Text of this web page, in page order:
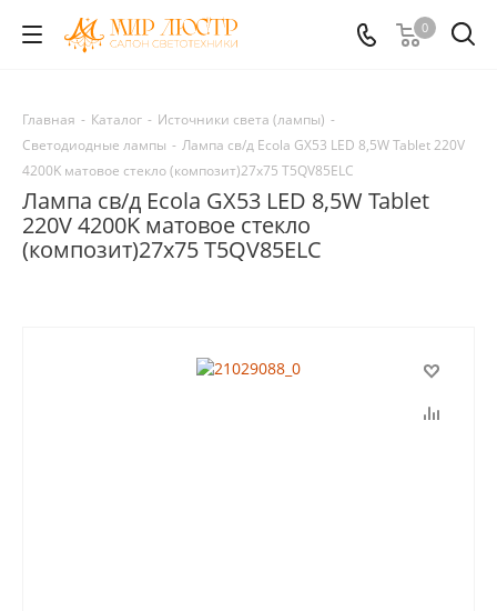
0
Главная - Каталог - Источники света (лампы) -
Светодиодные лампы - Лампа св/д Ecola GX53 LED 8,5W Tablet 220V
4200K матовое стекло (композит)27x75 T5QV85ELC
Лампа св/д Ecola GX53 LED 8,5W Tablet
220V 4200K матовое стекло
(композит)27x75 T5QV85ELC